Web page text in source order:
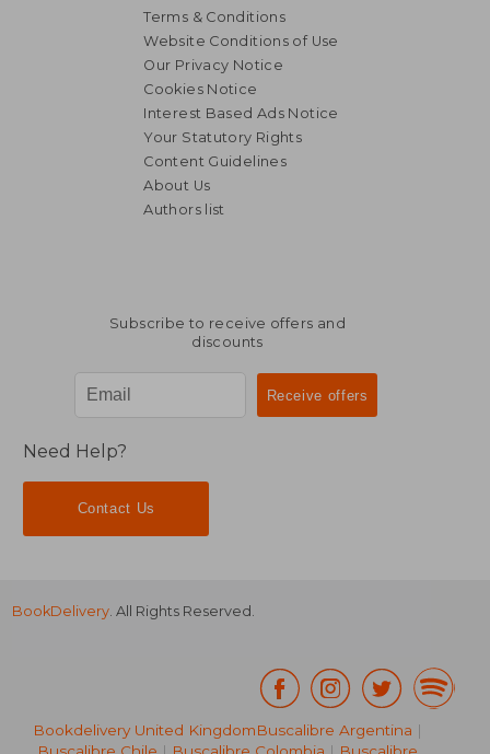
Terms & Conditions
Website Conditions of Use
Our Privacy Notice
Cookies Notice
Interest Based Ads Notice
Your Statutory Rights
Content Guidelines
About Us
Authors list
Subscribe to receive offers and
discounts
Need Help?
Contact Us
BookDelivery . All Rights Reserved.
Bookdelivery United KingdomBuscalibre Argentina |